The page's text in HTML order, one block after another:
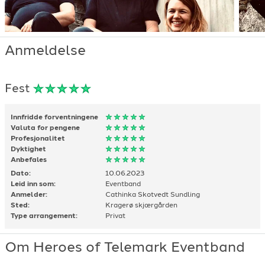
Anmeldelse
Fest
Innfridde forventningene
Valuta for pengene
Profesjonalitet
Dyktighet
Anbefales
Dato:
10.06.2023
Leid inn som:
Eventband
Anmelder:
Cathinka Skotvedt Sundling
Sted:
Kragerø skjærgården
Type arrangement:
Privat
Om Heroes of Telemark Eventband